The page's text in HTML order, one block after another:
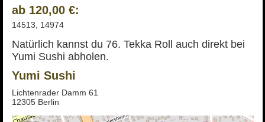
ab 120,00 €:
14513, 14974
Natürlich kannst du 76. Tekka Roll auch direkt bei
Yumi Sushi abholen.
Yumi Sushi
Lichtenrader Damm 61
12305 Berlin